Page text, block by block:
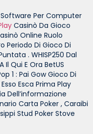
Per Computer
Casinò Da Gioco
Online Ruolo
Periodo Di Gioco Di
. WHISP250 Dal
Il Qui E Ora BetUS
1 : Pai Gow Gioco Di
Esca Prima Play
Dell’informazione
Carta Poker , Caraibi
Stud Poker Stove